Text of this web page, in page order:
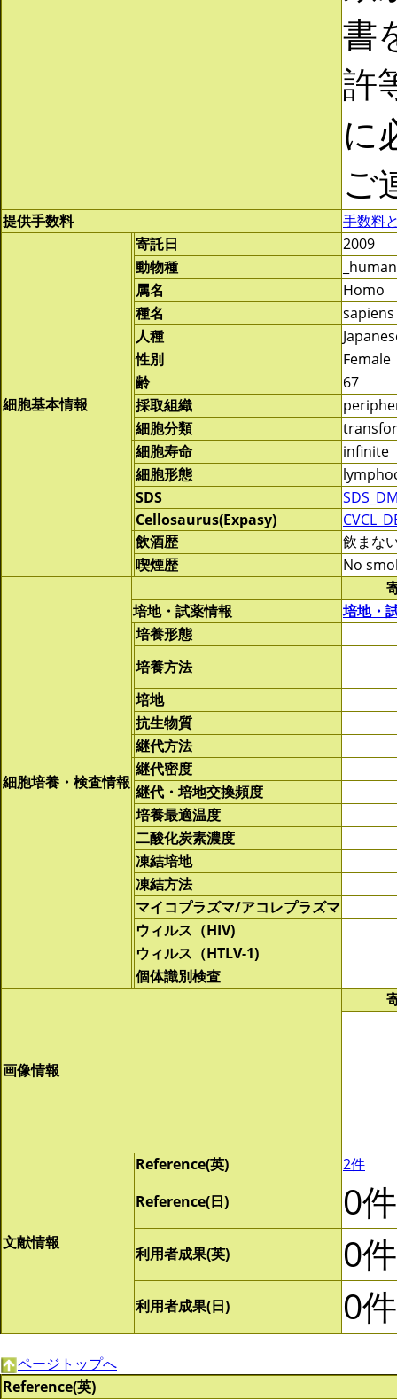
書
許
に
ご
提供手数料 手数料
細胞基本情報
寄託日
2009
動物種
属名
Homo
種名
sapiens
人種
性別
Female
齢
67
採取組織
細胞分類
細胞寿命
infinite
細胞形態
SDS
Cellosaurus(Expasy)
飲酒歴
飲まな
喫煙歴
No
細胞培養・検査情報
培地・試薬情報
培地・
培養形態
培養方法
培地
抗生物質
継代方法
継代密度
継代・培地交換頻度
培養最適温度
二酸化炭素濃度
凍結培地
凍結方法
マイコプラズマ/アコレプラズマ
ウィルス（HIV)
ウィルス（HTLV-1)
個体識別検査
画像情報
文献情報
Reference(英)
2件
Reference(日)
0件
利用者成果(英) 0件
利用者成果(日) 0件
ページトップへ
Reference(英)